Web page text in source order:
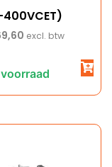
400VCET)
excl. btw